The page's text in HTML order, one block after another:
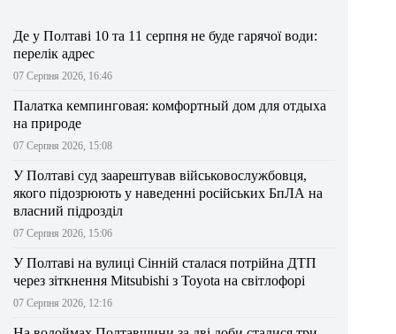
Де у Полтаві 10 та 11 серпня не буде гарячої води:
перелік адрес
07 Серпня 2026, 16:46
Палатка кемпинговая: комфортный дом для отдыха
на природе
07 Серпня 2026, 15:08
У Полтаві суд заарештував військовослужбовця,
якого підозрюють у наведенні російських БпЛА на
власний підрозділ
07 Серпня 2026, 15:06
У Полтаві на вулиці Сінній сталася потрійна ДТП
через зіткнення Mitsubishi з Toyota на світлофорі
07 Серпня 2026, 12:16